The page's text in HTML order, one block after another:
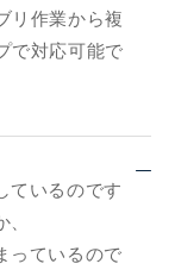
リ作業から複
で対応可能で
ているのです
っているので